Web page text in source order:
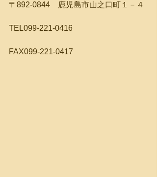
〒892-0844　鹿児島市山之口町１－４
TEL099-221-0416
FAX099-221-0417